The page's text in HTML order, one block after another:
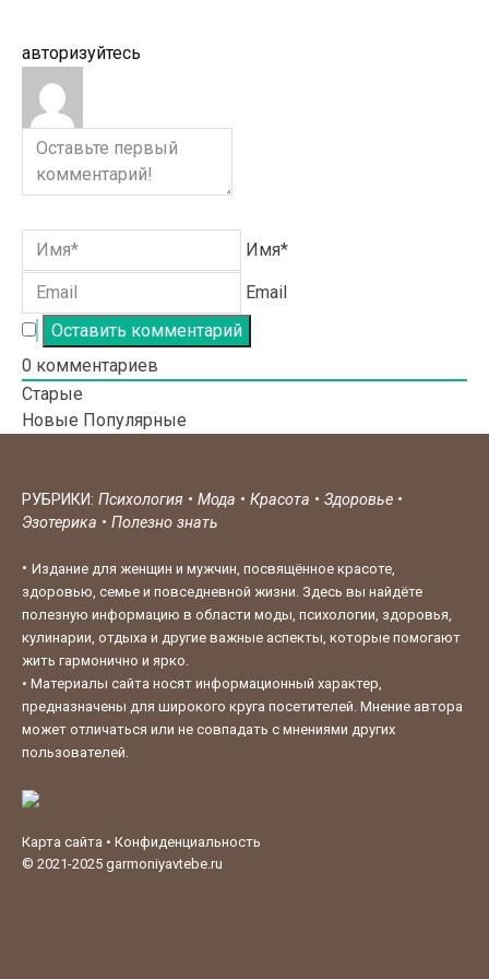
авторизуйтесь
Имя*
Email
0 комментариев
Старые
Новые Популярные
РУБРИКИ: Психология • Мода • Красота • Здоровье •
Эзотерика • Полезно знать
• Издание для женщин и мужчин, посвящённое красоте,
здоровью, семье и повседневной жизни. Здесь вы найдёте
полезную информацию в области моды, психологии, здоровья,
кулинарии, отдыха и другие важные аспекты, которые помогают
жить гармонично и ярко.
• Материалы сайта носят информационный характер,
предназначены для широкого круга посетителей. Мнение автора
может отличаться или не совпадать с мнениями других
пользователей.
Карта сайта • Конфиденциальность
© 2021-2025 garmoniyavtebe.ru